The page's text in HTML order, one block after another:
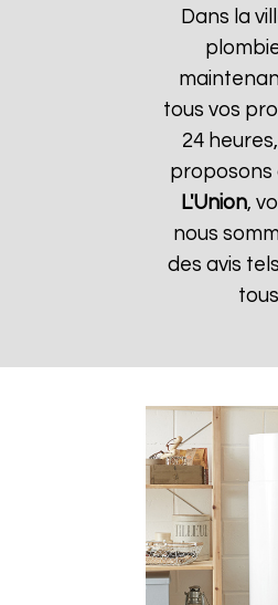
Dans la
tous vos
24
proposons
L'Union,
nous
des avis